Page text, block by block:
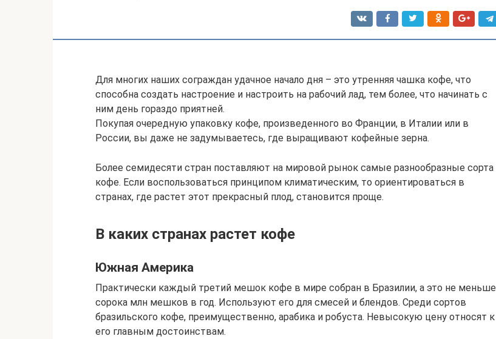
Для многих наших сограждан удачное начало дня – это утренняя чашка кофе, что
способна создать настроение и настроить на рабочий лад, тем более, что начинать с
ним день гораздо приятней.
Покупая очередную упаковку кофе, произведенного во Франции, в Италии или в
России, вы даже не задумываетесь, где выращивают кофейные зерна.
Более семидесяти стран поставляют на мировой рынок самые разнообразные сорта
кофе. Если воспользоваться принципом климатическим, то ориентироваться в
странах, где растет этот прекрасный плод, становится проще.
В каких странах растет кофе
Южная Америка
Практически каждый третий мешок кофе в мире собран в Бразилии, а это не меньше
сорока млн мешков в год. Используют его для смесей и блендов. Среди сортов
бразильского кофе, преимущественно, арабика и робуста. Невысокую цену относят к
его главным достоинствам.